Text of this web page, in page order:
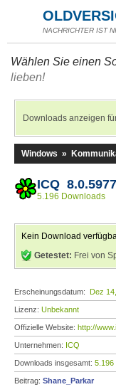
NACHRICHTER IST
Wählen Sie einen
lieben!
Downloads anzeigen
Windows »
ICQ 8.0.5977
5.196 Downloads
Kein Download
Getestet: Frei von
Erscheinungsdatum: Dez
Lizenz: Unbekannt
Offizielle Website: http://
Unternehmen: ICQ
Downloads insgesamt: 5.196
Beitrag: Shane_Parkar